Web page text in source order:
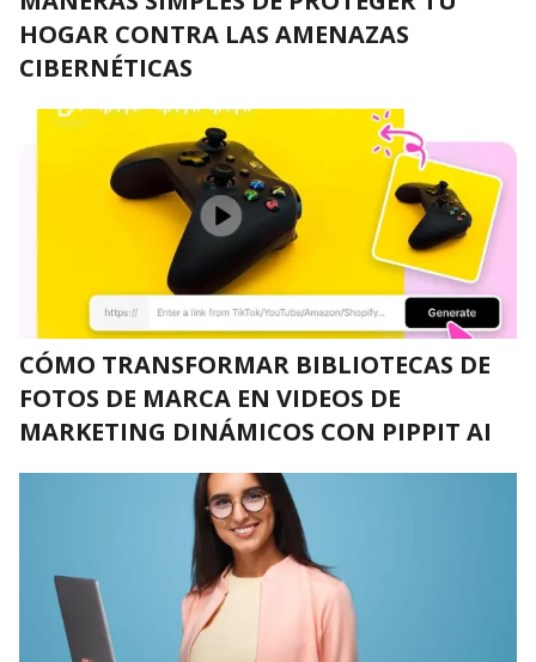
HOGAR CONTRA LAS AMENAZAS
CIBERNÉTICAS
CÓMO TRANSFORMAR BIBLIOTECAS DE
FOTOS DE MARCA EN VIDEOS DE
MARKETING DINÁMICOS CON PIPPIT AI